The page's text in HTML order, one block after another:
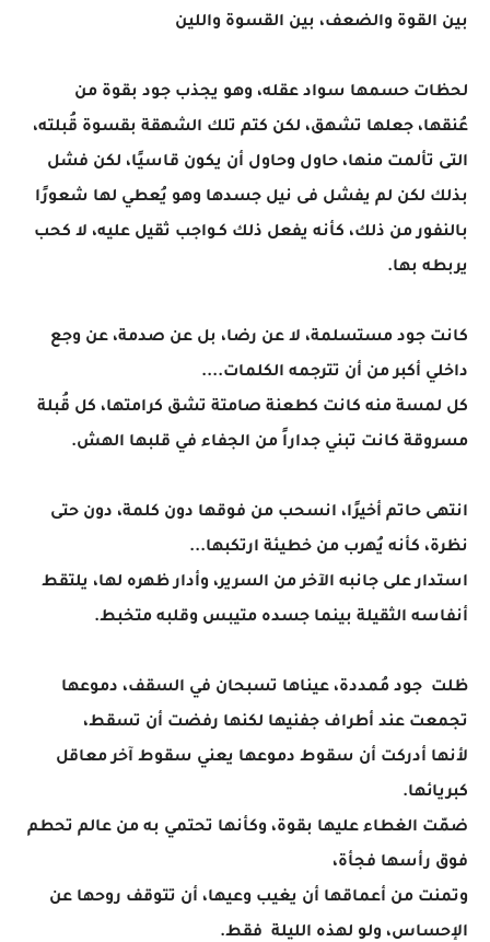
بين القوة والضعف، بين القسوة واللين
لحظات حسمها سواد عقله، وهو يجذب جود بقوة من
عُنقها، جعلها تشهق، لكن كتم تلك الشهقة بقسوة قُبلته،
التى تألمت منها، حاول وحاول أن يكون قاسيًا، لكن فشل
بذلك لكن لم يفشل فى نيل جسدها وهو يُعطي لها شعورًا
بالنفور من ذلك، كأنه يفعل ذلك كـواجب ثقيل عليه، لا كحب
يربطه بها.
كانت جود مستسلمة، لا عن رضا، بل عن صدمة، عن وجع
داخلي أكبر من أن تترجمه الكلمات....
كل لمسة منه كانت كطعنة صامتة تشق كرامتها، كل قُبلة
مسروقة كانت تبني جداراً من الجفاء في قلبها الهش.
انتهى حاتم أخيرًا، انسحب من فوقها دون كلمة، دون حتى
نظرة، كأنه يُهرب من خطيئة ارتكبها...
استدار على جانبه الآخر من السرير، وأدار ظهره لها، يلتقط
أنفاسه الثقيلة بينما جسده متيبس وقلبه متخبط.
ظلت جود مُمددة، عيناها تسبحان في السقف، دموعها
تجمعت عند أطراف جفنيها لكنها رفضت أن تسقط،
لأنها أدركت أن سقوط دموعها يعني سقوط آخر معاقل
كبريائها.
ضمّت الغطاء عليها بقوة، وكأنها تحتمي به من عالم تحطم
فوق رأسها فجأة،
وتمنت من أعماقها أن يغيب وعيها، أن تتوقف روحها عن
الإحساس، ولو لهذه الليلة فقط.